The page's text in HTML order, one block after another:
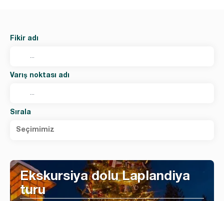
Fikir adı
Varış noktası adı
Sırala
Seçimimiz
Ekskursiya dolu Laplandiya
turu